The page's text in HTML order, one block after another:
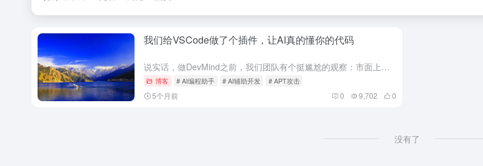
我们给VSCode做了个插件，让AI真的懂你的代码
说实话，做DevMind之前，我们团队有个挺尴尬的观察：市面上那些"AI编程助手"，用起来总像隔靴搔痒。 它们能写代码，但不懂你的项目。能回答问题，但不知道你昨天刚改了哪个模块。能生成任务，但建议你做...
博客 # AI编程助手 # AI辅助开发 # APT攻击
5个月前 0 9,702 0
没有了